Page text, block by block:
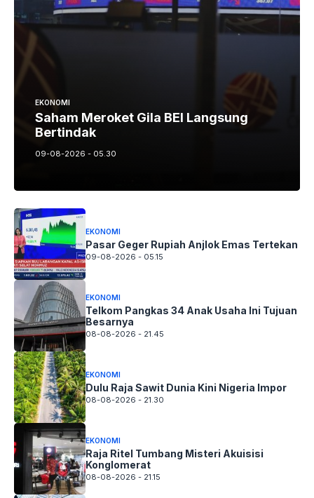
EKONOMI
Saham Meroket Gila BEI Langsung
Bertindak
09-08-2026 - 05.30
EKONOMI
Pasar Geger Rupiah Anjlok Emas Tertekan
09-08-2026 - 05.15
EKONOMI
Telkom Pangkas 34 Anak Usaha Ini Tujuan
Besarnya
08-08-2026 - 21.45
EKONOMI
Dulu Raja Sawit Dunia Kini Nigeria Impor
08-08-2026 - 21.30
EKONOMI
Raja Ritel Tumbang Misteri Akuisisi
Konglomerat
08-08-2026 - 21.15